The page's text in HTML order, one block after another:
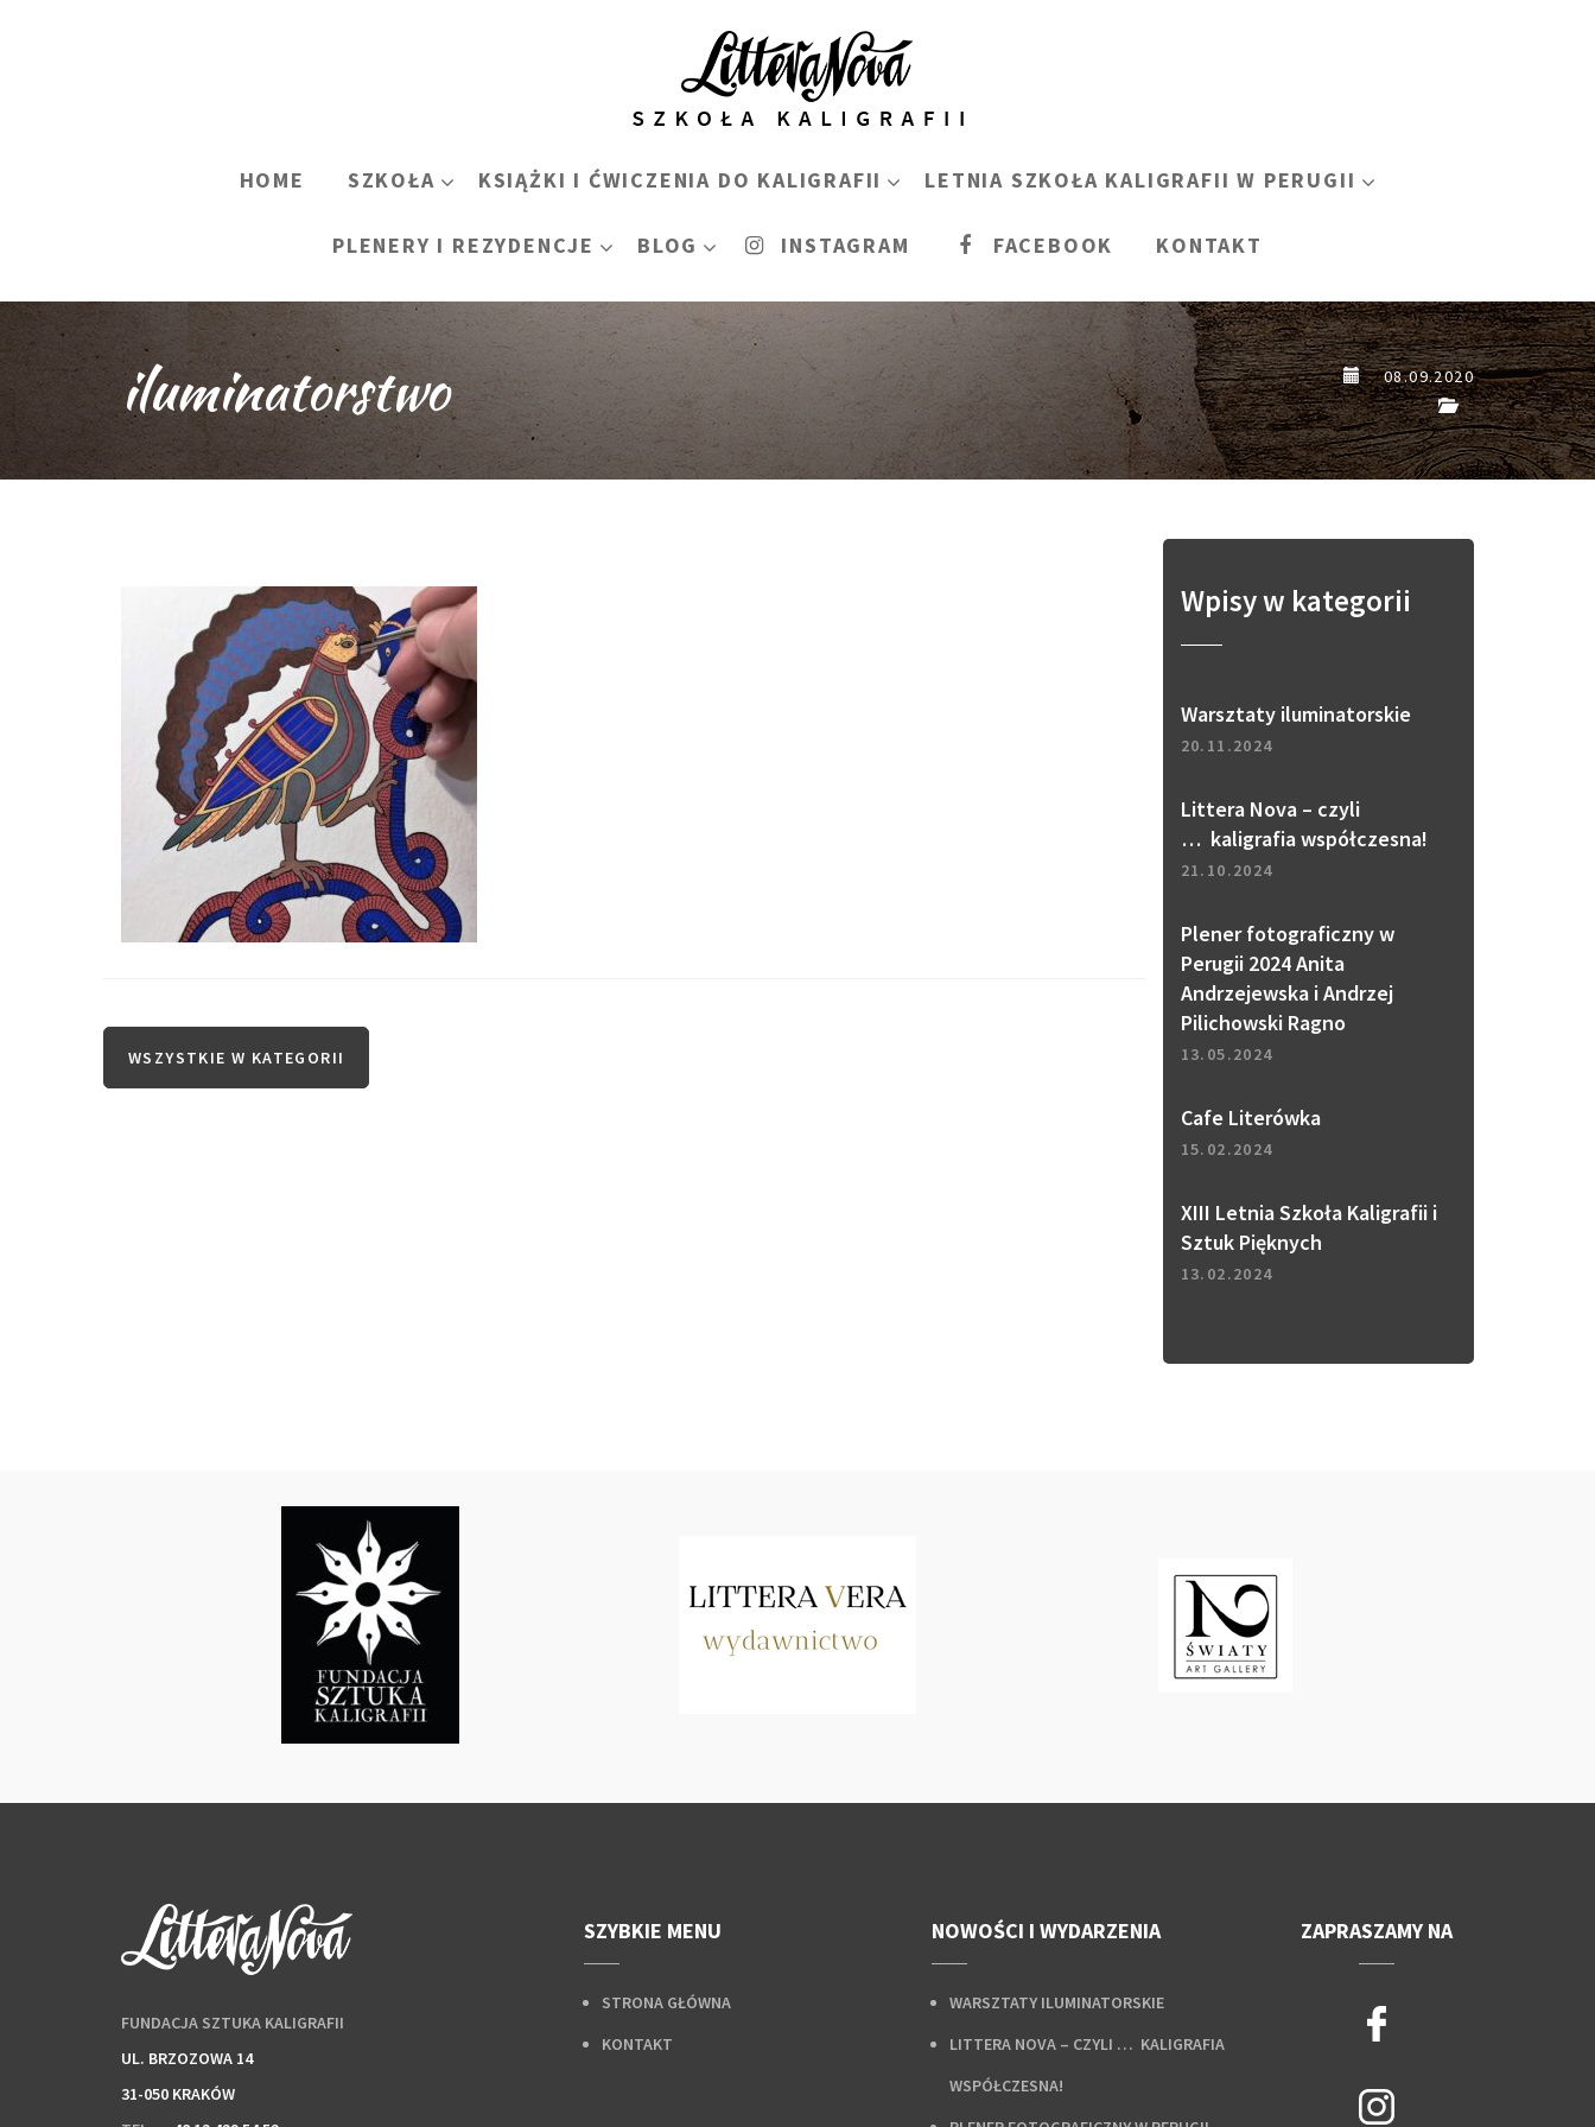
HOME SZKOŁA KSIĄŻKI I ĆWICZENIA DO KALIGRAFII LETNIA SZKOŁA KALIGRAFII W PERUGII
PLENERY I REZYDENCJE BLOG INSTAGRAM FACEBOOK KONTAKT
iluminatorstwo 08.09.2020
WSZYSTKIE W KATEGORII
Wpisy w kategorii
Warsztaty iluminatorskie
20.11.2024
Littera Nova – czyli
… kaligrafia współczesna!
21.10.2024
Plener fotograficzny w
Perugii 2024 Anita
Andrzejewska i Andrzej
Pilichowski Ragno
13.05.2024
Cafe Literówka
15.02.2024
XIII Letnia Szkoła Kaligrafii i
Sztuk Pięknych
13.02.2024
FUNDACJA SZTUKA KALIGRAFII
UL. BRZOZOWA 14
31-050 KRAKÓW
SZYBKIE MENU
STRONA GŁÓWNA
KONTAKT
NOWOŚCI I WYDARZENIA
WARSZTATY ILUMINATORSKIE
LITTERA NOVA – CZYLI … KALIGRAFIA
WSPÓŁCZESNA!
ZAPRASZAMY NA